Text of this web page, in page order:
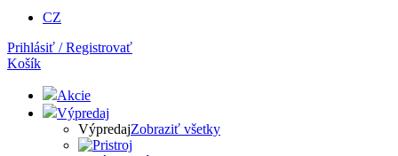
CZ
Prihlásiť / Registrovať
Košík
Akcie
Výpredaj
VýpredajZobraziť všetky